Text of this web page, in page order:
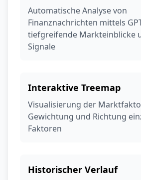
Automatische Analyse von
Finanznachrichten mittels
tiefgreifende Markteinblicke
Signale
Interaktive Treemap
Visualisierung der
Gewichtung und Richtung
Faktoren
Historischer Verlauf